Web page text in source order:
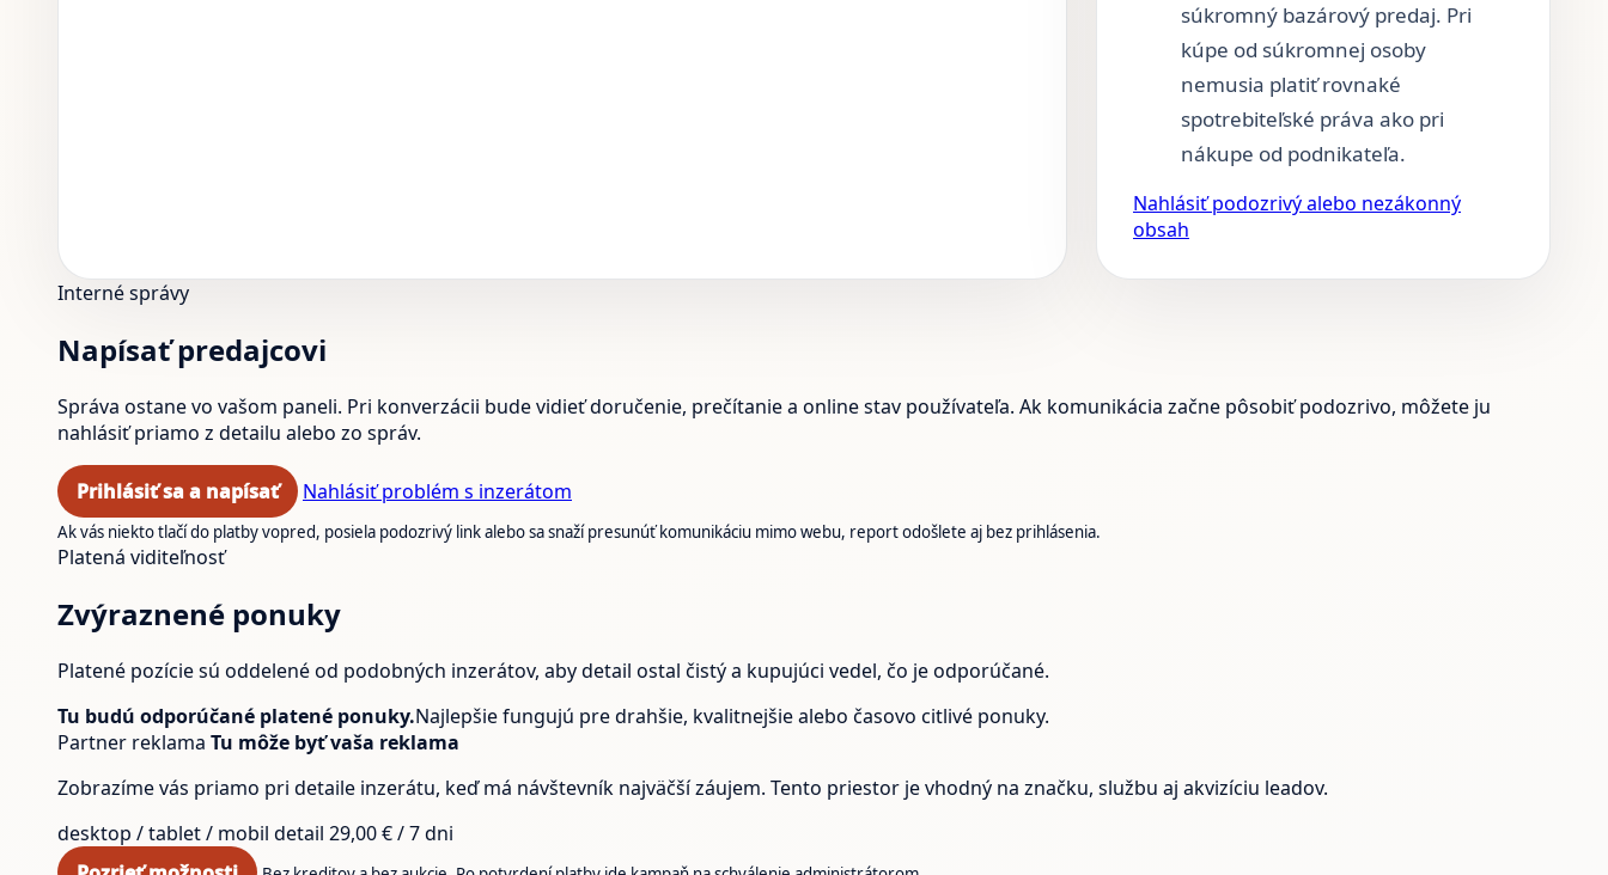
súkromný bazárový predaj. Pri
kúpe od súkromnej osoby
nemusia platiť rovnaké
spotrebiteľské práva ako pri
nákupe od podnikateľa.
Nahlásiť podozrivý alebo nezákonný
obsah
Interné správy
Napísať predajcovi
Správa ostane vo vašom paneli. Pri konverzácii bude vidieť doručenie, prečítanie a online stav používateľa. Ak komunikácia začne pôsobiť podozrivo, môžete ju
nahlásiť priamo z detailu alebo zo správ.
Prihlásiť sa a napísať Nahlásiť problém s inzerátom
Ak vás niekto tlačí do platby vopred, posiela podozrivý link alebo sa snaží presunúť komunikáciu mimo webu, report odošlete aj bez prihlásenia.
Platená viditeľnosť
Zvýraznené ponuky
Platené pozície sú oddelené od podobných inzerátov, aby detail ostal čistý a kupujúci vedel, čo je odporúčané.
Tu budú odporúčané platené ponuky.Najlepšie fungujú pre drahšie, kvalitnejšie alebo časovo citlivé ponuky.
Partner reklama Tu môže byť vaša reklama
Zobrazíme vás priamo pri detaile inzerátu, keď má návštevník najväčší záujem. Tento priestor je vhodný na značku, službu aj akvizíciu leadov.
desktop / tablet / mobil detail 29,00 € / 7 dni